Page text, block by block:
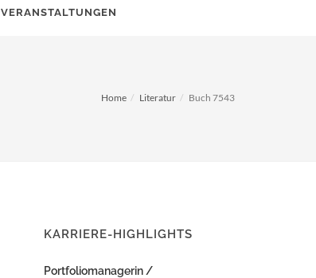
VERANSTALTUNGEN
Home Literatur Buch 7543
KARRIERE-HIGHLIGHTS
Portfoliomanagerin /